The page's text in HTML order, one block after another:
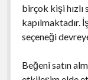
birçok kişi hızlı
kapılmaktadır.
seçeneği
Beğeni satın